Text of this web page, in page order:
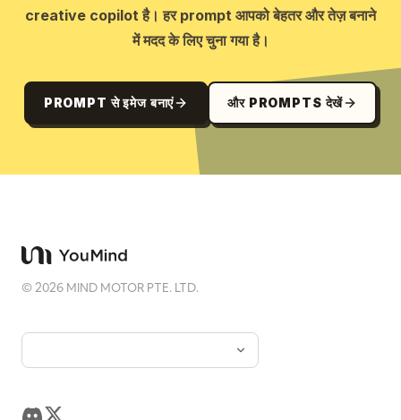
creative copilot है। हर prompt आपको बेहतर और तेज़ बनाने
में मदद के लिए चुना गया है।
PROMPT से इमेज बनाएं और PROMPTS देखें
©2026 MIND MOTOR PTE. LTD.